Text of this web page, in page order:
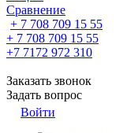
Сравнение
+ 7 708 709 15 55
+ 7 708 709 15 55
+7 7172 972 310
Заказать звонок
Задать вопрос
Войти